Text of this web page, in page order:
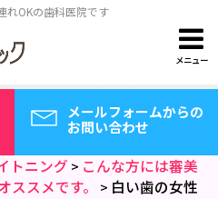
メールフォームから
の
お問い合わせ
れOKの歯科医院です
メニュー
メールフォームからの
お問い合わせ
トニング > こんな方には審美
ススメです。
> 白い歯の女性